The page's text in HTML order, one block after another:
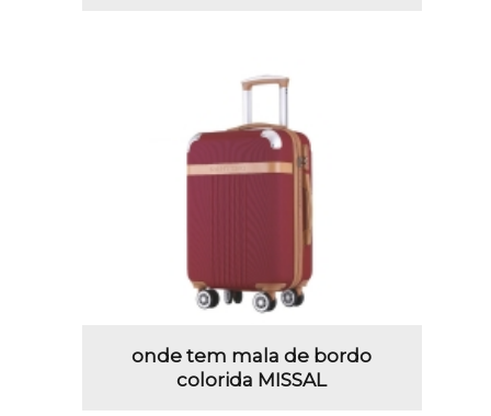
onde tem mala de bordo
colorida MISSAL